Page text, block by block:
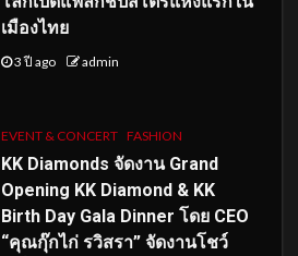
เมืองไทย
3 ปี ago admin
EVENT & CONCERT FASHION
KK Diamonds จัดงาน Grand
Opening KK Diamond & KK
Birth Day Gala Dinner โดย CEO
“คุณกุ๊กไก่ รวิสรา” จัดงานโชว์